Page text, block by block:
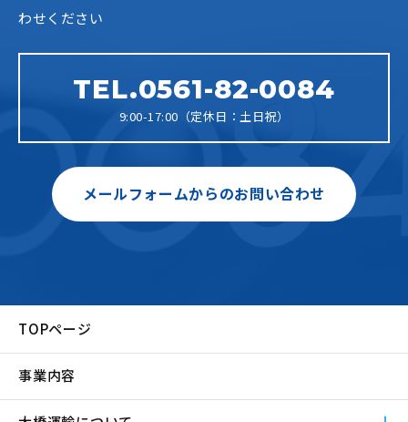
わせください
TEL.0561-82-0084
9:00-17:00（定休日：土日祝）
メールフォームからのお問い合わせ
TOPページ
事業内容